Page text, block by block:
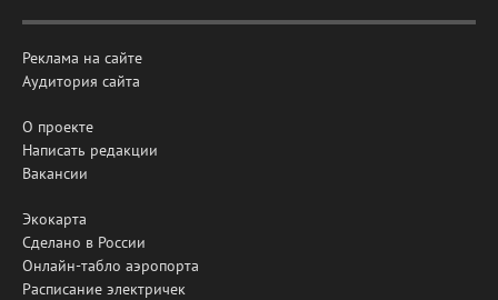
Реклама на сайте
Аудитория сайта
О проекте
Написать редакции
Вакансии
Экокарта
Сделано в России
Онлайн-табло аэропорта
Расписание электричек